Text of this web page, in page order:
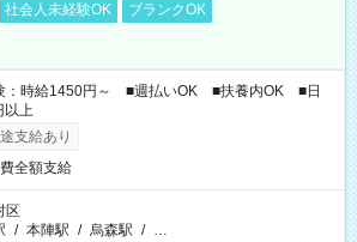
社会人未経験OK
ブランクOK
：時給1450円～ ■週払いOK ■扶養内OK ■日
以上
支給あり
全額支給
区
/ 本陣駅 / 烏森駅 / …